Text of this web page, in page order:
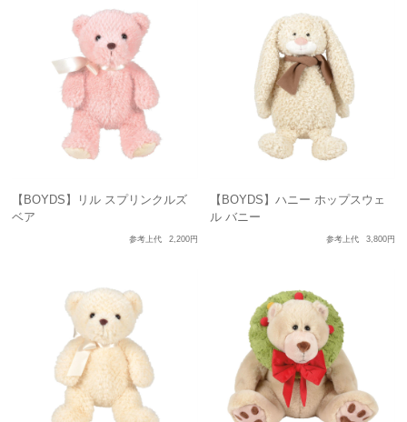
【BOYDS】リル スプリンクルズ
ベア
参考上代 2,200円
【BOYDS】ハニー ホップスウェ
ル バニー
参考上代 3,800円